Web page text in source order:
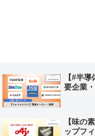
【#半
要企業
【味の
ップフ